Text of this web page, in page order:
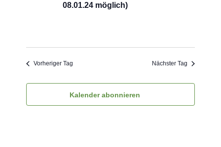
08.01.24 möglich)
Vorheriger Tag Nächster Tag
Kalender abonnieren